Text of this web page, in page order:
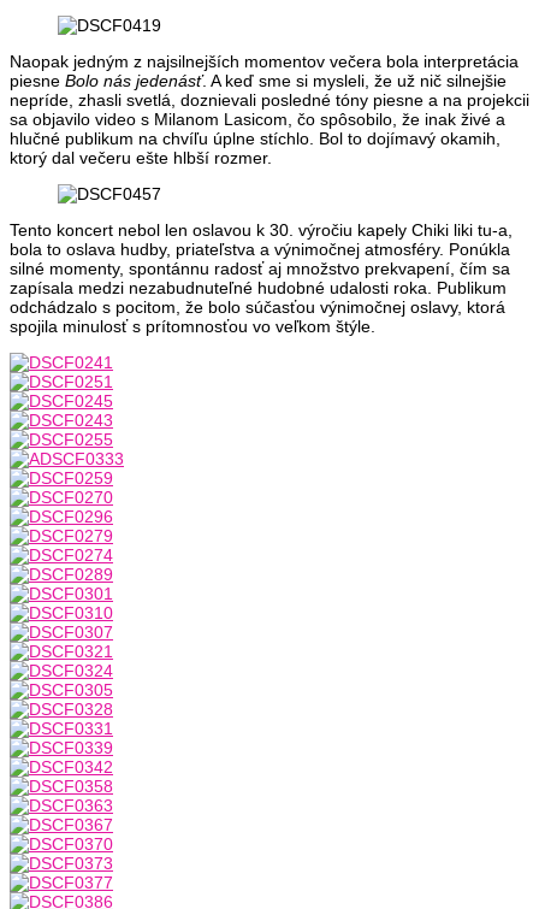
Naopak jedným z najsilnejších momentov večera bola interpretácia
piesne Bolo nás jedenásť. A keď sme si mysleli, že už nič silnejšie
nepríde, zhasli svetlá, doznievali posledné tóny piesne a na projekcii
sa objavilo video s Milanom Lasicom, čo spôsobilo, že inak živé a
hlučné publikum na chvíľu úplne stíchlo. Bol to dojímavý okamih,
ktorý dal večeru ešte hlbší rozmer.
Tento koncert nebol len oslavou k 30. výročiu kapely Chiki liki tu-a,
bola to oslava hudby, priateľstva a výnimočnej atmosféry. Ponúkla
silné momenty, spontánnu radosť aj množstvo prekvapení, čím sa
zapísala medzi nezabudnuteľné hudobné udalosti roka. Publikum
odchádzalo s pocitom, že bolo súčasťou výnimočnej oslavy, ktorá
spojila minulosť s prítomnosťou vo veľkom štýle.